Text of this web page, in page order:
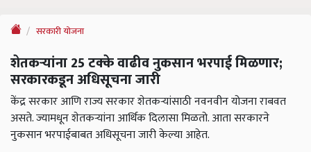
सरकारी योजना
शेतकऱ्यांना 25 टक्के वाढीव नुकसान भरपाई मिळणार;
सरकारकडून अधिसूचना जारी
केंद्र सरकार आणि राज्य सरकार शेतकऱ्यांसाठी नवनवीन योजना राबवत
असते. ज्यामधून शेतकऱ्यांना आर्थिक दिलासा मिळतो. आता सरकारने
नुकसान भरपाईबाबत अधिसूचना जारी केल्या आहेत.